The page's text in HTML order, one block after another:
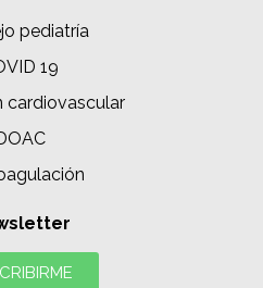
pediatría
19
cardiovascular